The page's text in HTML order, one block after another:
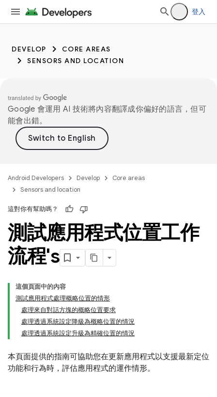
登入
DEVELOP
CORE AREAS
SENSORS AND LOCATION
Google 會運用 AI 技術將內容翻譯成你偏好的語言，但可
能會出錯。
Android Developers Develop
Core areas
Sensors and location
這對你有幫助嗎？
測試應用程式位置工作
流程's
這個頁面中的內容
測試應用程式處理概略位置的情形
處理來自對話方塊的概略位置要求
處理透過系統設定降級為概略位置的情況
處理透過系統設定升級為精確位置的情況
本頁面提供的指南可協助您在更新應用程式以支援最新定位
功能和行為時，評估應用程式的運作情形。